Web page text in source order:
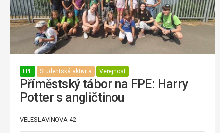
FPE Studentská aktivita Veřejnost
Příměstský tábor na FPE: Harry
Potter s angličtinou
VELESLAVÍNOVA 42